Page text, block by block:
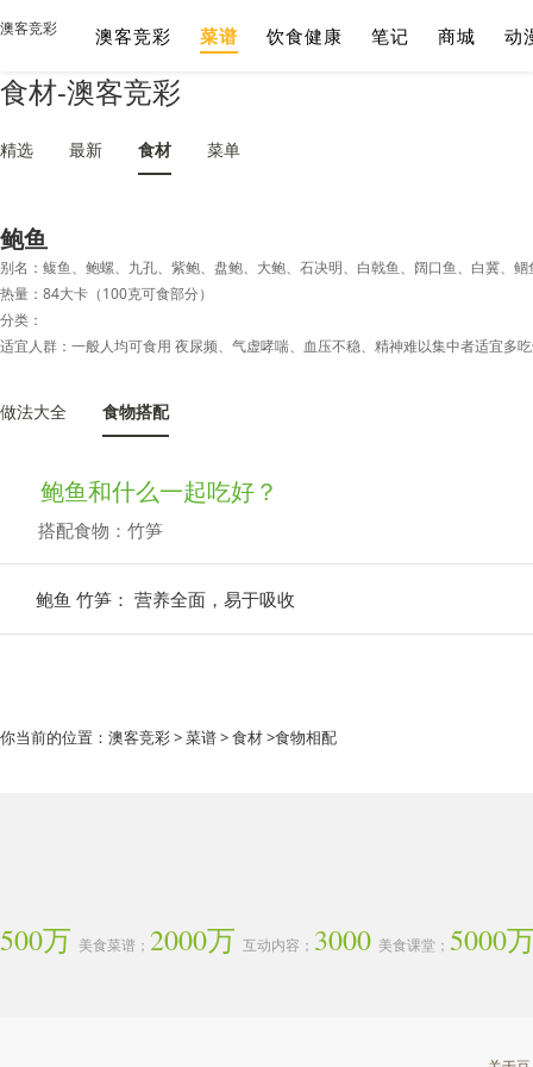
食材-澳客竞彩
澳客竞彩 澳客竞彩 菜谱 饮食健康 笔记 商城 动
精选 最新 食材 菜单
鲍鱼
别名：鳆鱼、鲍螺、九孔、紫鲍、盘鲍、大鲍、石决明、白戟鱼、阔口鱼、白冀、
热量：84大卡（100克可食部分）
分类：
做法大全 食物搭配
鲍鱼和什么一起吃好？
搭配食物：竹笋
鲍鱼 竹笋： 营养全面，易于吸收
你当前的位置： 澳客竞彩>菜谱>食材>食物相配
500万 美食菜谱； 2000万 互动内容； 3000 美食课堂； 5000